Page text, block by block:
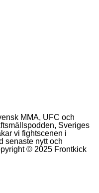
MMA, UFC och
Sveriges
vi fightscenen i
senaste nytt och
© 2025 Frontkick